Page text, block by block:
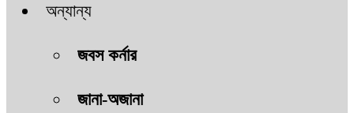
অন্যান্য
জবস কর্নার
জানা-অজানা